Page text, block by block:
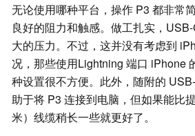
无论使用哪种平台，操作 P3 都非常
良好的阻力和触感。做工扎实，
大的压力。不过，这并没有考虑到
况，那些使用Lightning 端口 iPhone
种设置很不方便。此外，随附的
助于将 P3 连接到电脑，但如果能比
米）线缆稍长一些就更好了。